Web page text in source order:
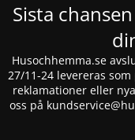
Sista
Husochhemma.se
27/11-24 levereras
reklamationer eller
oss på